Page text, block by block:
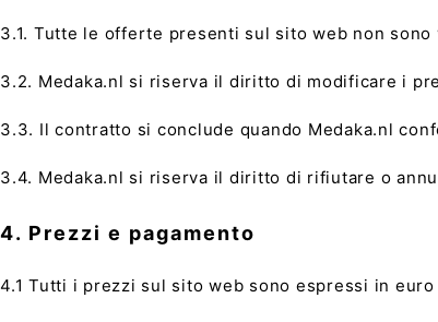
3.1. Tutte le offerte presenti sul sito web non
3.2. Medaka.nl si riserva il diritto di modificare i
3.3. Il contratto si conclude quando Medaka.nl
3.4. Medaka.nl si riserva il diritto di rifiutare o
4. Prezzi e pagamento
4.1 Tutti i prezzi sul sito web sono espressi in